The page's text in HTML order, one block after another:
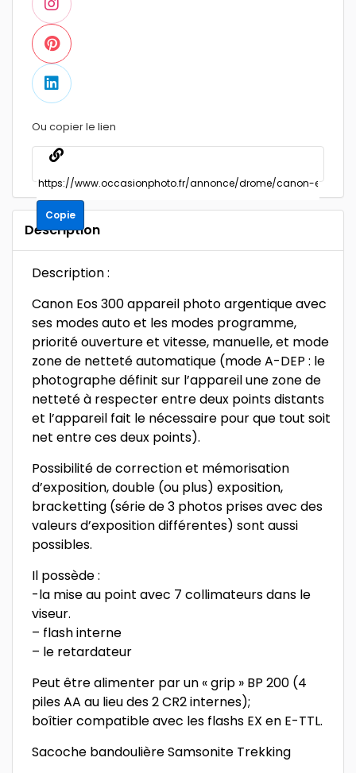
Ou copier le lien
Copie
Description
Description :
Canon Eos 300 appareil photo argentique avec
ses modes auto et les modes programme,
priorité ouverture et vitesse, manuelle, et mode
zone de netteté automatique (mode A-DEP : le
photographe définit sur l’appareil une zone de
netteté à respecter entre deux points distants
et l’appareil fait le nécessaire pour que tout soit
net entre ces deux points).
Possibilité de correction et mémorisation
d’exposition, double (ou plus) exposition,
bracketting (série de 3 photos prises avec des
valeurs d’exposition différentes) sont aussi
possibles.
Il possède :
-la mise au point avec 7 collimateurs dans le
viseur.
– flash interne
– le retardateur
Peut être alimenter par un « grip » BP 200 (4
piles AA au lieu des 2 CR2 internes);
boîtier compatible avec les flashs EX en E-TTL.
Sacoche bandoulière Samsonite Trekking